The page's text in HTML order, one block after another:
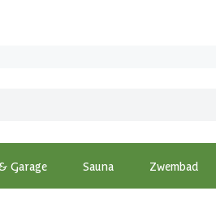
Garage Sauna Zwembad